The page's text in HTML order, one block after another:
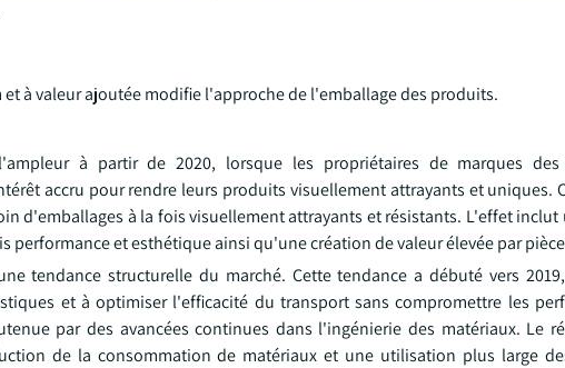
à valeur ajoutée modifie l'approche de l'emballage des produits.
à partir de 2020, lorsque les propriétaires de marques des
accru pour rendre leurs produits visuellement attrayants et uniques.
d'emballages à la fois visuellement attrayants et résistants. L'effet
performance et esthétique ainsi qu'une création de valeur élevée par
tendance structurelle du marché. Cette tendance a débuté vers
et à optimiser l'efficacité du transport sans compromettre les
par des avancées continues dans l'ingénierie des matériaux. Le
de la consommation de matériaux et une utilisation plus large